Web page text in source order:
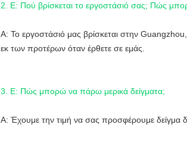
2. Ε: Πού βρίσκεται το εργοστάσιό σας; Πώς
Α: Το εργοστάσιό μας βρίσκεται στην
εκ των προτέρων όταν έρθετε σε εμάς.
3. Ε: Πώς μπορώ να πάρω μερικά δείγματα;
Α: Έχουμε την τιμή να σας προσφέρουμε δείγμα